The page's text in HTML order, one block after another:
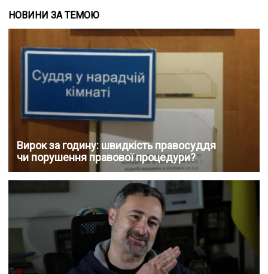
НОВИНИ ЗА ТЕМОЮ
Вирок за годину: швидкість правосуддя
чи порушення правової процедури?